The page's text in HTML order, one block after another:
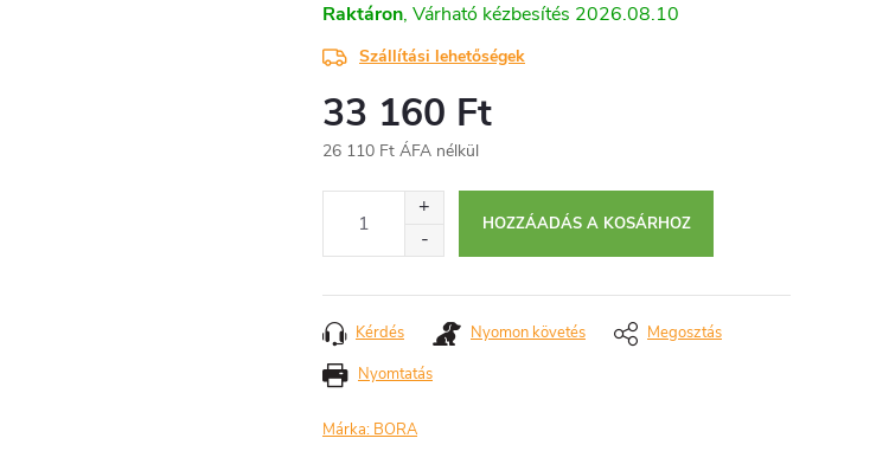
Raktáron 2026.08.10
Szállítási lehetőségek
33 160 Ft
26 110 Ft ÁFA nélkül
HOZZÁADÁS A KOSÁRHOZ
Nyomtatás
Kérdés Nyomon követés Megosztás
Márka: BORA